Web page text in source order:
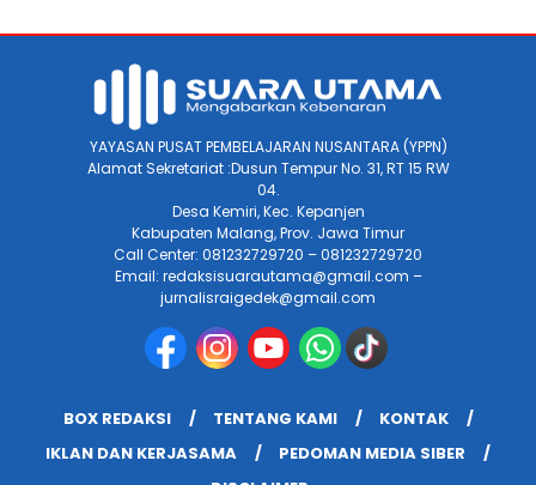
YAYASAN PUSAT PEMBELAJARAN NUSANTARA (YPPN)
Alamat Sekretariat :Dusun Tempur No. 31, RT 15 RW
04.
Desa Kemiri, Kec. Kepanjen
Kabupaten Malang, Prov. Jawa Timur
Call Center: 081232729720 – 081232729720
Email: redaksisuarautama@gmail.com –
jurnalisraigedek@gmail.com
BOX REDAKSI TENTANG KAMI
KONTAK
IKLAN DAN KERJASAMA
PEDOMAN MEDIA SIBER